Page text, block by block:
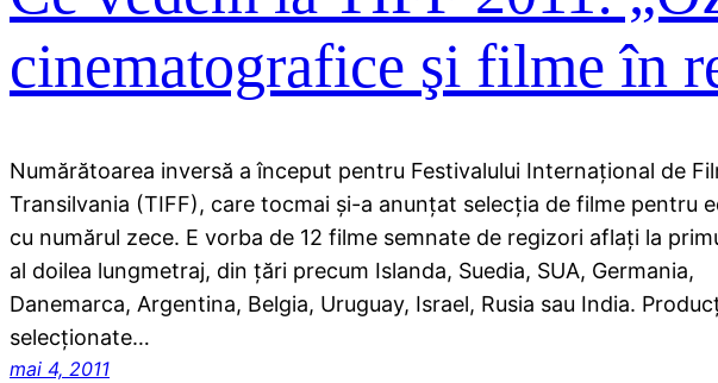
cinematografice şi filme în
Numărătoarea inversă a început pentru Festivalului Internaţional de
Transilvania (TIFF), care tocmai şi-a anunţat selecţia de filme pentru
cu numărul zece. E vorba de 12 filme semnate de regizori aflaţi la
al doilea lungmetraj, din ţări precum Islanda, Suedia, SUA, Germania,
Danemarca, Argentina, Belgia, Uruguay, Israel, Rusia sau India.
selecţionate…
mai 4, 2011